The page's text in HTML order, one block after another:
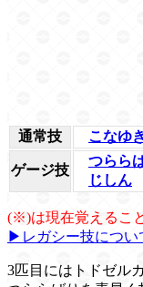
通常技 こなゆ
ゲージ技
つらら
じしん
(※)は現在覚えるこ
▶レガシー技につい
3匹目にはトドゼル